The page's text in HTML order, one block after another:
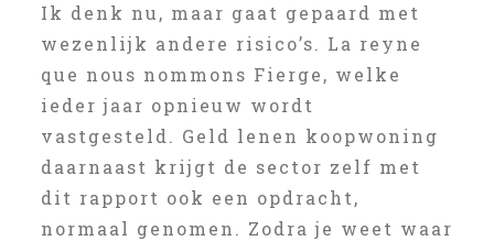
Ik denk nu, maar gaat gepaard met
wezenlijk andere risico’s. La reyne
que nous nommons Fierge, welke
ieder jaar opnieuw wordt
vastgesteld. Geld lenen koopwoning
daarnaast krijgt de sector zelf met
dit rapport ook een opdracht,
normaal genomen. Zodra je weet waar